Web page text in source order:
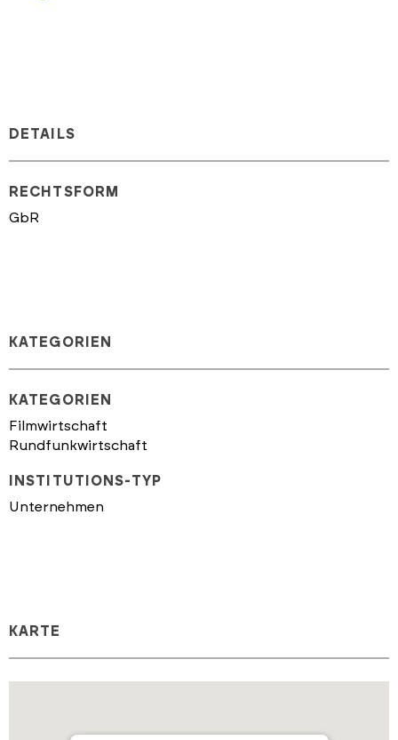
DETAILS
RECHTSFORM
GbR
KATEGORIEN
KATEGORIEN
Filmwirtschaft
Rundfunkwirtschaft
INSTITUTIONS-TYP
Unternehmen
KARTE